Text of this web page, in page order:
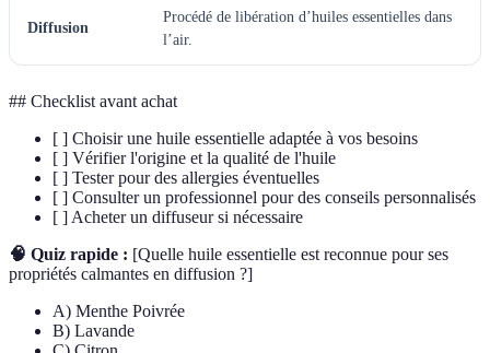
Diffusion
Procédé de libération d’huiles essentielles dans
l’air.
## Checklist avant achat
[ ] Choisir une huile essentielle adaptée à vos besoins
[ ] Vérifier l'origine et la qualité de l'huile
[ ] Tester pour des allergies éventuelles
[ ] Consulter un professionnel pour des conseils personnalisés
[ ] Acheter un diffuseur si nécessaire
🧠 Quiz rapide : [Quelle huile essentielle est reconnue pour ses
propriétés calmantes en diffusion ?]
A) Menthe Poivrée
B) Lavande